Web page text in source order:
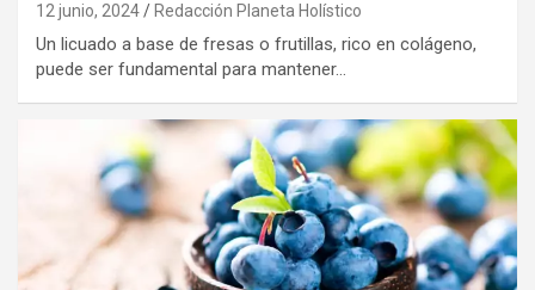
12 junio, 2024 Redacción Planeta Holístico
Un licuado a base de fresas o frutillas, rico en colágeno,
puede ser fundamental para mantener…